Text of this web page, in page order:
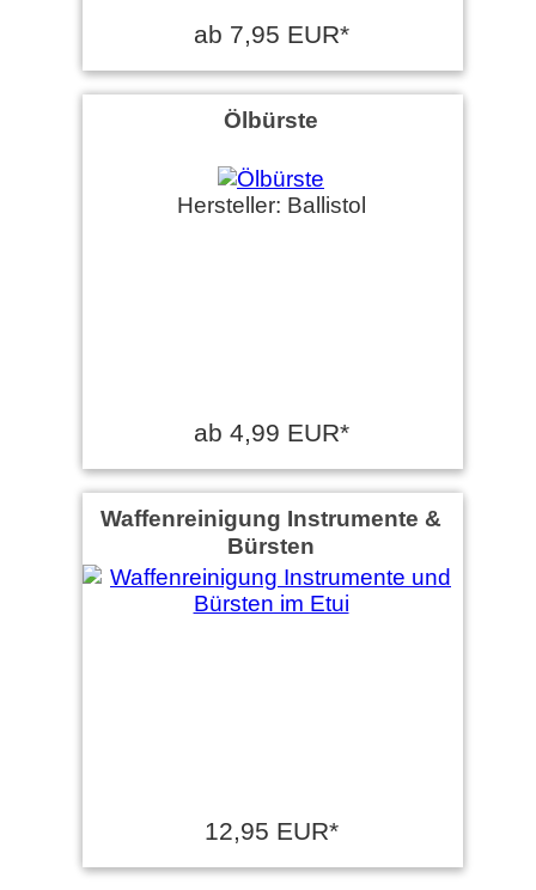
ab 7,95 EUR*
Ölbürste
Hersteller: Ballistol
ab 4,99 EUR*
Waffenreinigung Instrumente &
Bürsten
12,95 EUR*